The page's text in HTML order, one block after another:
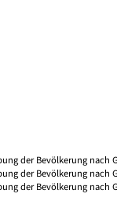
der Bevölkerung nach
der Bevölkerung nach
der Bevölkerung nach